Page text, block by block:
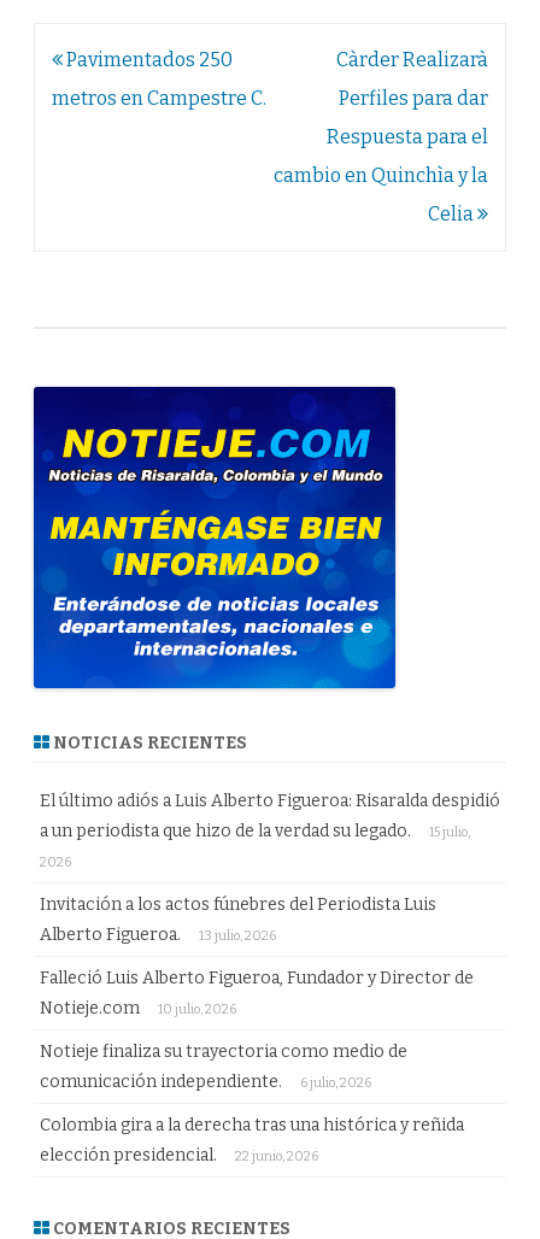
Navegación
de
Pavimentados 250
metros en Campestre C.
Càrder Realizarà
Perfiles para dar
Respuesta para el
cambio en Quinchìa y la
Celia
NOTICIAS RECIENTES
El último adiós a Luis Alberto Figueroa: Risaralda despidió
a un periodista que hizo de la verdad su legado.
15 julio,
2026
Invitación a los actos fúnebres del Periodista Luis
Alberto Figueroa.
13 julio, 2026
Falleció Luis Alberto Figueroa, Fundador y Director de
Notieje.com
10 julio, 2026
Notieje finaliza su trayectoria como medio de
comunicación independiente.
6 julio, 2026
Colombia gira a la derecha tras una histórica y reñida
elección presidencial.
22 junio, 2026
COMENTARIOS RECIENTES